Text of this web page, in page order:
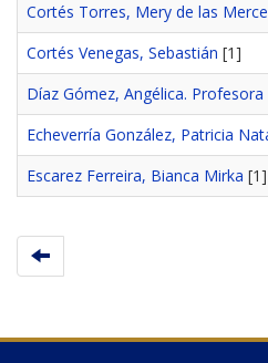
Cortés Torres, Mery de las
Cortés Venegas, Sebastián [1]
Díaz Gómez, Angélica.
Echeverría González, Patricia
Escarez Ferreira, Bianca Mirka [1]